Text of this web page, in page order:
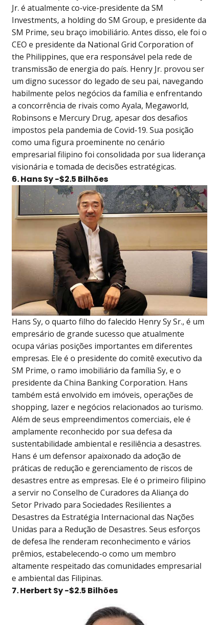
Jr. é atualmente co-vice-presidente da SM
Investments, a holding do SM Group, e presidente da
SM Prime, seu braço imobiliário. Antes disso, ele foi o
CEO e presidente da National Grid Corporation of
the Philippines, que era responsável pela rede de
transmissão de energia do país. Henry Jr. provou ser
um digno sucessor do legado de seu pai, navegando
habilmente pelos negócios da família e enfrentando
a concorrência de rivais como Ayala, Megaworld,
Robinsons e Mercury Drug, apesar dos desafios
impostos pela pandemia de Covid-19. Sua posição
como uma figura proeminente no cenário
empresarial filipino foi consolidada por sua liderança
visionária e tomada de decisões estratégicas.
6. Hans Sy -$2.5 Bilhões
Hans Sy, o quarto filho do falecido Henry Sy Sr., é um
empresário de grande sucesso que atualmente
ocupa várias posições importantes em diferentes
empresas. Ele é o presidente do comitê executivo da
SM Prime, o ramo imobiliário da família Sy, e o
presidente da China Banking Corporation. Hans
também está envolvido em imóveis, operações de
shopping, lazer e negócios relacionados ao turismo.
Além de seus empreendimentos comerciais, ele é
amplamente reconhecido por sua defesa da
sustentabilidade ambiental e resiliência a desastres.
Hans é um defensor apaixonado da adoção de
práticas de redução e gerenciamento de riscos de
desastres entre as empresas. Ele é o primeiro filipino
a servir no Conselho de Curadores da Aliança do
Setor Privado para Sociedades Resilientes a
Desastres da Estratégia Internacional das Nações
Unidas para a Redução de Desastres. Seus esforços
de defesa lhe renderam reconhecimento e vários
prêmios, estabelecendo-o como um membro
altamente respeitado das comunidades empresarial
e ambiental das Filipinas.
7. Herbert Sy -$2.5 Bilhões